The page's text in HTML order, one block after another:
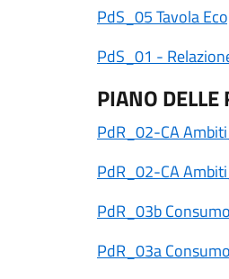
PdS_05 Tavola
PdS_01 -
PIANO DELLE
PdR_02-CA
PdR_02-CA
PdR_03b
PdR_03a